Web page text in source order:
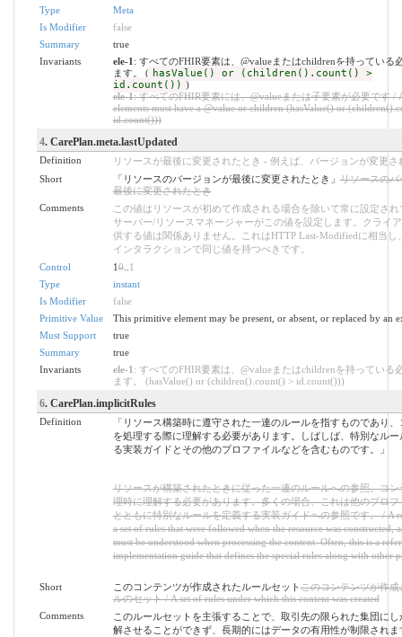
Type
Meta
Is Modifier
false
Summary
true
Invariants
ele-1 : すべてのFHIR要素は、@valueまたはchildrenを持っている
ます。 ( hasValue() or (children().count() >
id.count()) )
ele-1: すべてのFHIR要素には、@valueまたは子要素が必要です /
elements must have a @value or children (hasValue() or
id.count()))
4. CarePlan.meta.lastUpdated
Definition
リソースが最後に変更されたとき - 例えば、バージョンが変更さ
Short
「リソースのバージョンが最後に変更されたとき」リソースのバ
最後に変更されたとき
Comments
この値はリソースが初めて作成される場合を除いて常に設定され
サーバー/リソースマネージャーがこの値を設定します。クライ
供する値は関係ありません。これはHTTP Last-Modifiedに相当し
インタラクションで同じ値を持つべきです。
Control
10.. 1
Type
instant
Is Modifier
false
Primitive Value
This primitive element may be present, or absent, or replaced by an
Must Support
true
Summary
true
Invariants
ele-1 : すべてのFHIR要素は、@valueまたはchildrenを持っている
ます。 (hasValue() or (children().count() > id.count()))
6. CarePlan.implicitRules
Definition
「リソース構築時に遵守された一連のルールを指すものであり
を処理する際に理解する必要があります。しばしば、特別なルー
る実装ガイドとその他のプロファイルなどを含むものです。」
リソースが構築されたときに従った一連のルールへの参照。コン
理時に理解する必要があります。多くの場合、これは他のプロフ
とともに特別なルールを定義する実装ガイドへの参照です。 / A
a set of rules that were followed when the resource was constructed,
must be understood when processing the content. Often, this is a
implementation guide that defines the special rules along with other
Short このコンテンツが作成されたルールセットこのコンテンツが作成
ルのセット / A set of rules under which this content was created
Comments
このルールセットを主張することで、取引先の限られた集団にし
解させることができず、長期的にはデータの有用性が制限されま